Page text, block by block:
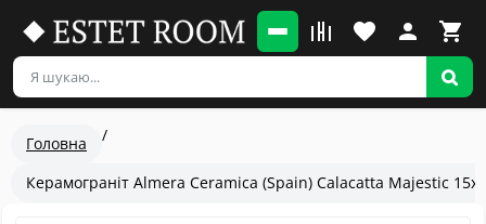
Головна
Керамограніт Almera Ceramica (Spain) Calacatta Majestic